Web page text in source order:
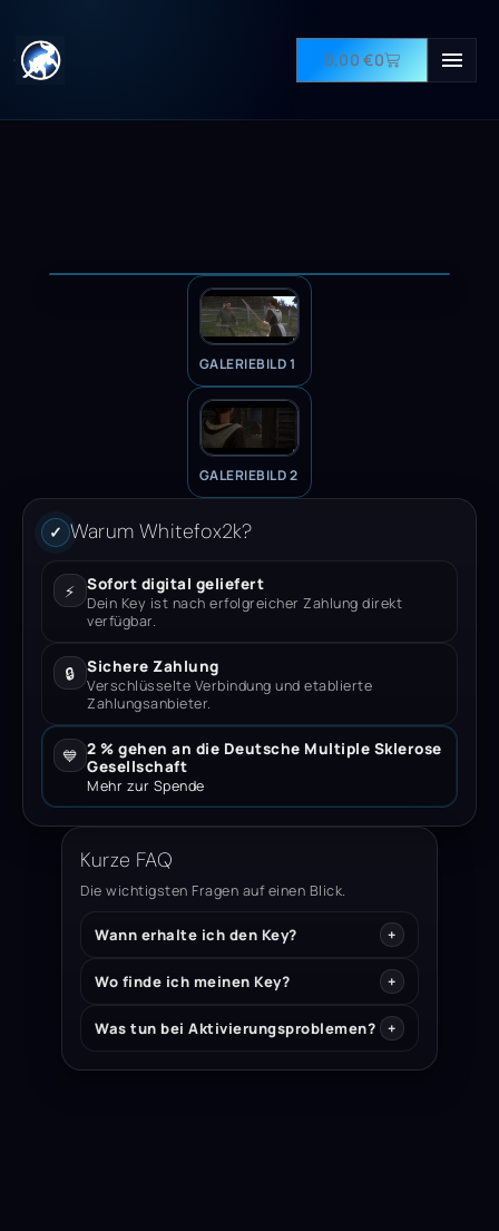
0,00€0
GALERIEBILD 1
GALERIEBILD 2
✓ Warum Whitefox2k?
⚡ Sofort digital geliefert
Dein Key ist nach erfolgreicher Zahlung direkt
verfügbar.
🔒 Sichere Zahlung
Verschlüsselte Verbindung und etablierte
Zahlungsanbieter.
💙 2 % gehen an die Deutsche Multiple Sklerose
Gesellschaft
Mehr zur Spende
Kurze FAQ
Die wichtigsten Fragen auf einen Blick.
Wann erhalte ich den Key?
Wo finde ich meinen Key?
Was tun bei Aktivierungsproblemen?